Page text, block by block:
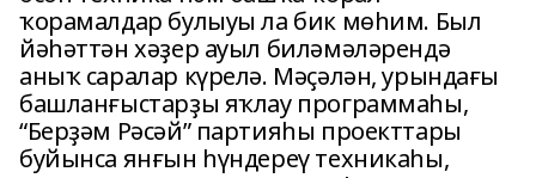
ҡорамалдар булыуы ла бик мөһим. Был
йәһәттән хәҙер ауыл биләмәләрендә
аныҡ саралар күрелә. Мәҫәлән, урындағы
башланғыстарҙы яҡлау программаһы,
“Берҙәм Рәсәй” партияһы проекттары
буйынса янғын һүндереү техникаһы,